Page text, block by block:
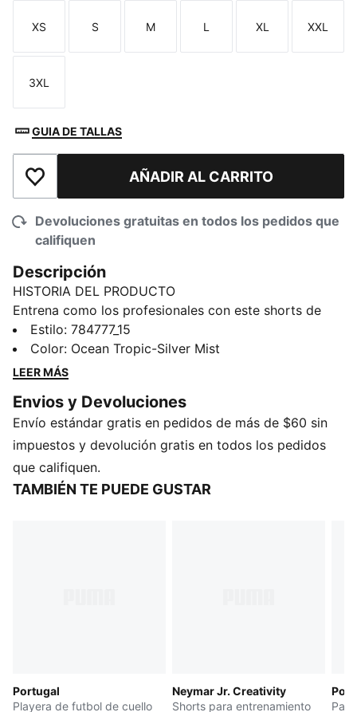
Talla
XS
Talla
S
Talla
M
Talla
L
Talla
XL
Talla
XXL
Talla
3XL
GUIA DE TALLAS
Añadir a la lista de deseosAÑADIR AL CARRITO
Devoluciones gratuitas en todos los pedidos que
califiquen
Descripción
HISTORIA DEL PRODUCTO
Entrena como los profesionales con este shorts de
Portugal. Combinan materiales de última generación
con un corte preciso para rendir sin dificultades.
Diseñados para la movilidad y el orgullo por el equipo,
máximo.
CARACTERÍSTICAS Y BENEFICIOS
Fabricada con material 100 % reciclado excepto,
ribetes y decoraciones.
DETALLES
Estilo: 784777_15
Color: Ocean Tropic-Silver Mist
LEER MÁS
Envios y Devoluciones
Envío estándar gratis en pedidos de más de $60 sin
impuestos y devolución gratis en todos los pedidos
que califiquen.
TAMBIÉN TE PUEDE GUSTAR
Portugal
Playera de futbol de cuello
Neymar Jr. Creativity
Shorts para entrenamiento